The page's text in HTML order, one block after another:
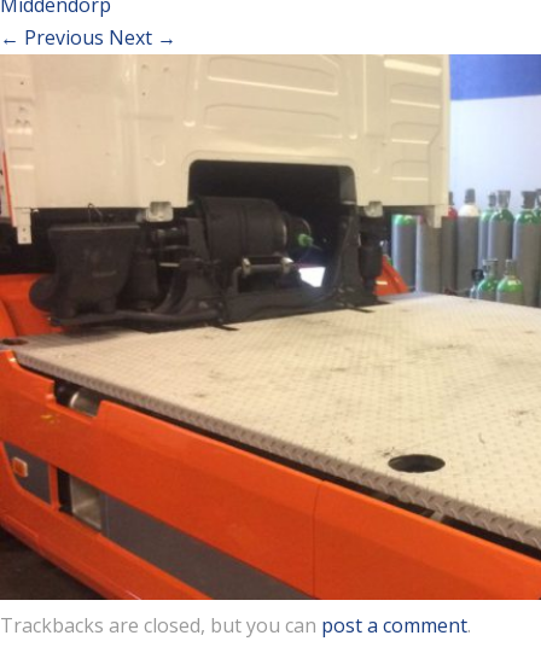
← Previous Next →
Trackbacks are closed, but you can post a comment.